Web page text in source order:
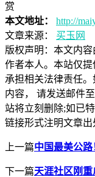
赏
本文地址：
http://
文章来源：
买玉网
版权声明： 本文内容
作者本人。本站仅
承担相关法律责任
内容， 请发送邮件
站将立刻删除;如已
链接形式注明文章出
上一篇中国最美公
下一篇天涯社区刚